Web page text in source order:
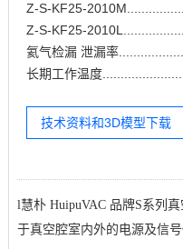
Z-S-KF25-
Z-S-KF25-
氦气检漏 泄漏率
长期工作温度
技术资料和3D模型下载
l慧朴 HuipuVAC 品牌S系列真
于真空腔室内外的电源及信号